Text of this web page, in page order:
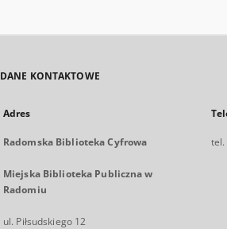
DANE KONTAKTOWE
Adres
Radomska Biblioteka Cyfrowa
Miejska Biblioteka Publiczna w
Radomiu
ul. Piłsudskiego 12
tel.